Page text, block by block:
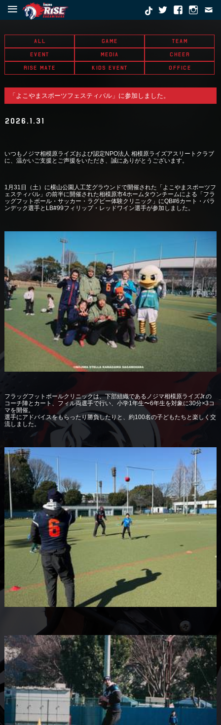
≡
ALL GAME
TEAM
EVENT
MEDIA
CHEER
RISE MATE
KIDS EVENT OFFICE
「よこやまスポーツフェスティバル」に参加しました。
2026.1.31
いつもノジマ相模原ライズおよび認定NPO法人 相模原ライズアスリートクラブ
に、温かいご支援とご声援をいただき、誠にありがとうございます。
1月31日（土）に横山公園人工芝グラウンドで開催された「よこやまスポーツフ
ェスティバル」の前半に開催された相模原市4ホームタウンチームによる「フラ
ッグフットボール・サッカー・ラグビー体験クリニック」にQB#6カート・パラ
ンデック選手とLB#99フィリップ・レッドワイン選手が参加しました。
フラッグフットボールクリニックは、下部組織であるノジマ相模原ライズJr.の
コーチ陣とカート、フィル両選手で行い、小学1年生〜6年生を対象に30分×3コ
マを開催。
選手にアドバイスをもらったり勝負したりと、約100名の子どもたちと楽しく交
流しました。